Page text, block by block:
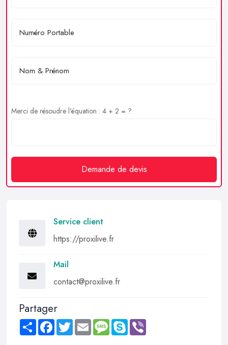
Merci de résoudre l'équation : 4 + 2 = ?
Demande de devis
Service client
https://proxilive.fr
Mail
contact@proxilive.fr
Partager
Share FacebookTwitter Email MessageSkype